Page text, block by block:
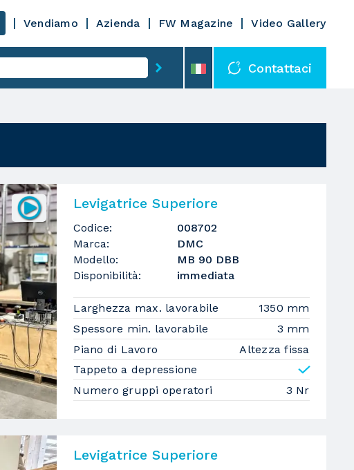
Vendiamo Azienda FW Magazine Video Gallery
Contattaci
Levigatrice Superiore
Codice:
008702
Marca:
DMC
Modello:
MB 90 DBB
Disponibilità:
immediata
Larghezza max. lavorabile
1350 mm
Spessore min. lavorabile
3 mm
Piano di Lavoro
Altezza fissa
Tappeto a depressione
Numero gruppi operatori
3 Nr
Levigatrice Superiore